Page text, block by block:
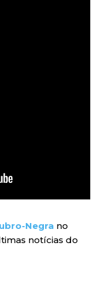
Negra no
notícias do